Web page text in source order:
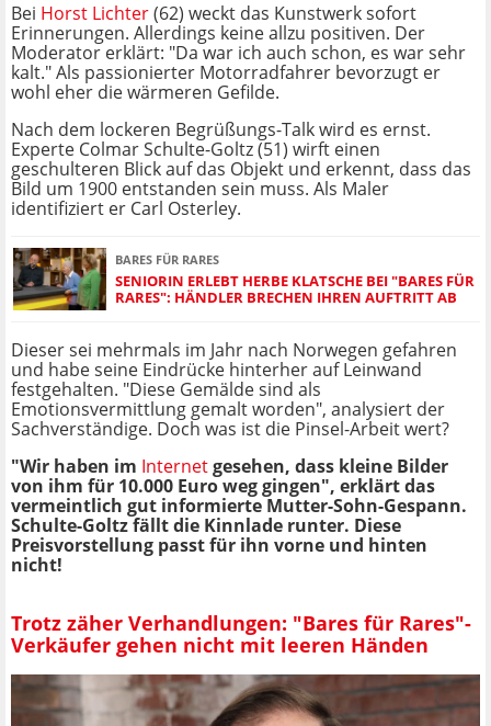
Bei Horst Lichter(62) weckt das Kunstwerk sofort
Erinnerungen. Allerdings keine allzu positiven. Der
Moderator erklärt: "Da war ich auch schon, es war sehr
kalt." Als passionierter Motorradfahrer bevorzugt er
wohl eher die wärmeren Gefilde.
Nach dem lockeren Begrüßungs-Talk wird es ernst.
Experte Colmar Schulte-Goltz (51) wirft einen
geschulteren Blick auf das Objekt und erkennt, dass das
Bild um 1900 entstanden sein muss. Als Maler
identifiziert er Carl Osterley.
BARES FÜR RARES
SENIORIN ERLEBT HERBE KLATSCHE BEI "BARES FÜR
RARES": HÄNDLER BRECHEN IHREN AUFTRITT AB
Dieser sei mehrmals im Jahr nach Norwegen gefahren
und habe seine Eindrücke hinterher auf Leinwand
festgehalten. "Diese Gemälde sind als
Emotionsvermittlung gemalt worden", analysiert der
Sachverständige. Doch was ist die Pinsel-Arbeit wert?
"Wir haben im Internetgesehen, dass kleine Bilder
von ihm für 10.000 Euro weg gingen", erklärt das
vermeintlich gut informierte Mutter-Sohn-Gespann.
Schulte-Goltz fällt die Kinnlade runter. Diese
Preisvorstellung passt für ihn vorne und hinten
nicht!
Trotz zäher Verhandlungen: "Bares für Rares"-
Verkäufer gehen nicht mit leeren Händen